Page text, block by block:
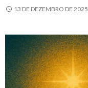
13 DE DEZEMBRO DE 2025